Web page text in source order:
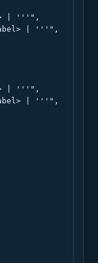
| '''",
| '''",
| '''",
| '''",